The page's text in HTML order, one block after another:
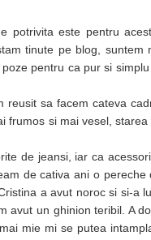
potrivita este pentru
tinute pe blog, suntem
pentru ca pur si
sa facem cateva
si mai vesel, starea
de jeansi, iar ca
de cativa ani o pereche
a avut noroc si si-a
avut un ghinion teribil. A
mie mi se putea